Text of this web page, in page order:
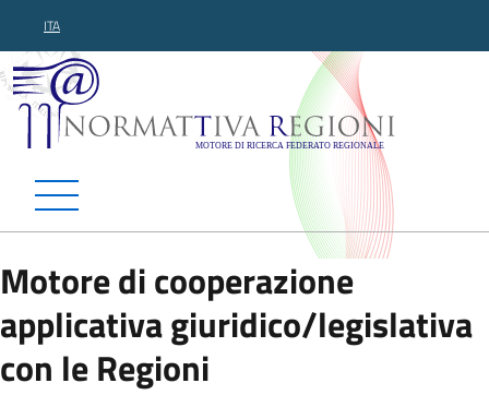
ITA
Normattiva Regioni -
Motore di cooperazione
applicativa giuridico/legislativa
con le Regioni